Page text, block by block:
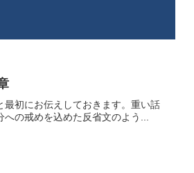
初にお伝えしておきます。重い話
の戒めを込めた反省文のよう...